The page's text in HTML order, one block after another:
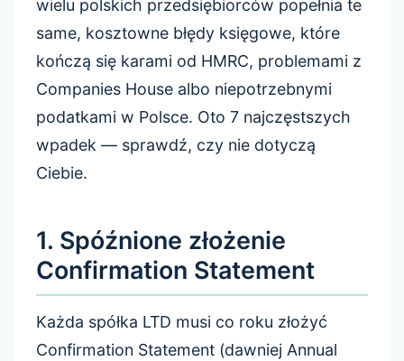
wielu polskich przedsiębiorców popełnia te
same, kosztowne błędy księgowe, które
kończą się karami od HMRC, problemami z
Companies House albo niepotrzebnymi
podatkami w Polsce. Oto 7 najczęstszych
wpadek — sprawdź, czy nie dotyczą
Ciebie.
1. Spóźnione złożenie
Confirmation Statement
Każda spółka LTD musi co roku złożyć
Confirmation Statement (dawniej Annual